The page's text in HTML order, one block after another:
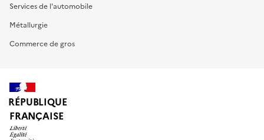
Services de l'automobile
Métallurgie
Commerce de gros
RÉPUBLIQUE
FRANÇAISE